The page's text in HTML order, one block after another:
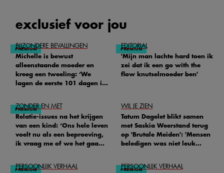
exclusief voor jou
BIJZONDERE BEVALLINGEN
Michelle is bewust
alleenstaande moeder en
kreeg een tweeling: ‘We
lagen de eerste 101 dagen in
EDITORIAL
'Mijn man lachte hard toen ik
zei dat ik een go with the
flow knutselmoeder ben'
ZONDER EN MET
Relatie-issues na het krijgen
van een kind: ‘Ons hele leven
voelt nu als een beproeving,
ik vraag me of we het gaan
WIL JE ZIEN
Tatum Dagelet blikt samen
met Saskia Weerstand terug
op 'Brutale Meiden': 'Mensen
beledigen was niet leuk
PERSOONLIJK VERHAAL
PERSOONLIJK VERHAAL